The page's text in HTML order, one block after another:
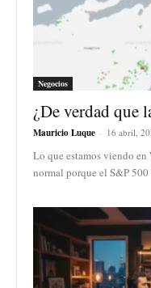
Negocios
¿De verdad que
Mauricio Luque - 16 abril,
Lo que estamos viendo en
normal porque el S&P